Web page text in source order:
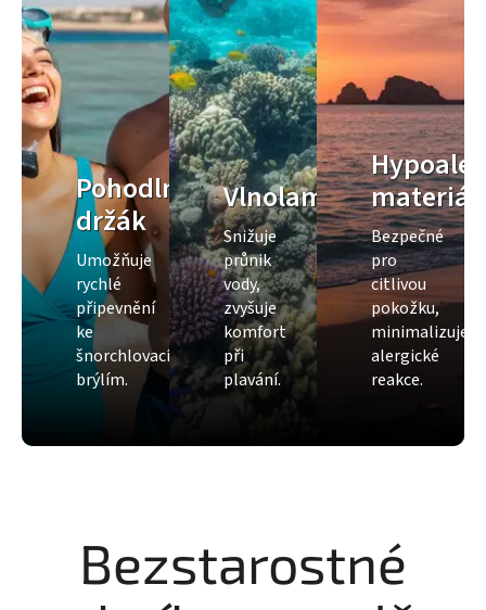
Pohodlný
držák
Umožňuje
rychlé
připevnění
ke
šnorchlovacím
brýlím.
Vlnolam
Snižuje
průnik
vody,
zvyšuje
komfort
při
plavání.
materiál
Bezpečné
pro
citlivou
pokožku,
minimalizuje
alergické
reakce.
Bezstarostné